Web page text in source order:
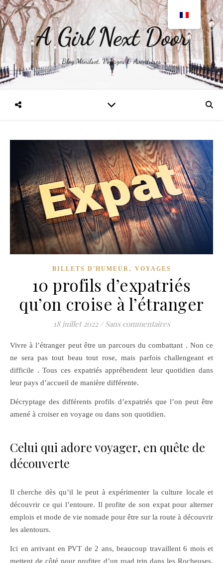
A Girl Next Door
Blog Mindset, Voyages & Aventures
BILLETS D'HUMEUR , VOYAGES
10 profils d’expatriés
qu’on croise à l’étranger
18 juillet 2022 / Sans commentaires
Vivre à l’étranger peut être un parcours du combattant . Non ce
ne sera pas tout beau tout rose, mais parfois challengeant et
difficile . Tous ces expatriés appréhendent leur quotidien dans
leur pays d’accueil de manière différente.
Décryptage des différents profils d’expatriés que l’on peut être
amené à croiser en voyage ou dans son quotidien.
Celui qui adore voyager, en quête de
découverte
Il cherche dès qu’il le peut à expérimenter la culture locale et
découvrir ce qui l’entoure. Il profite de son expat pour alterner
emplois et mode de vie nomade pour être sur la route à découvrir
les alentours.
Ici en arrivant en PVT de 2 ans, beaucoup travaillent 6 mois et
mettent de côté pour profiter d’un road trip dans les Rocheuses,